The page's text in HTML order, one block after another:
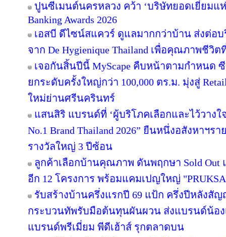
ปูนซีเมนต์นครหลวง คว้า ‘บริษัทยอดเยี่ยมแห่
Banking Awards 2026
เอสบี ดีไซน์สแควร์ ดูแลมากกว่าบ้าน ส่งต่อ
จาก De Hygienique Thailand เพื่อคุณภาพชี
เจอกันสิ้นปีนี้ MyScape คืบหน้าตามกำหนด
ยกระดับครั้งใหญ่กว่า 100,000 ตร.ม. มุ่งสู่
ใหม่ย่านศรีนครินทร์
แสนสิริ แบรนด์ที่ ‘ผู้บริโภคเลือกและไว้วางใ
No.1 Brand Thailand 2026” ยืนหนึ่งอสังหาฯร
รางวัลใหญ่ 3 ปีซ้อน
ลูกค้าเลือกบ้านคุณภาพ ดันพฤกษา Sold Out
อีก 12 โครงการ พร้อมแคมเปญใหญ่ "PRUKSA
รับสร้างบ้านครึ่งแรกปี 69 แป้ก ครึ่งปีหลัง
กระบวนทัพรับมือต้นทุนผันผวน ส่งแบรนด์น้อง
แบรนด์พรีเมี่ยม พีดีเฮ้าส์ รุกตลาดบน